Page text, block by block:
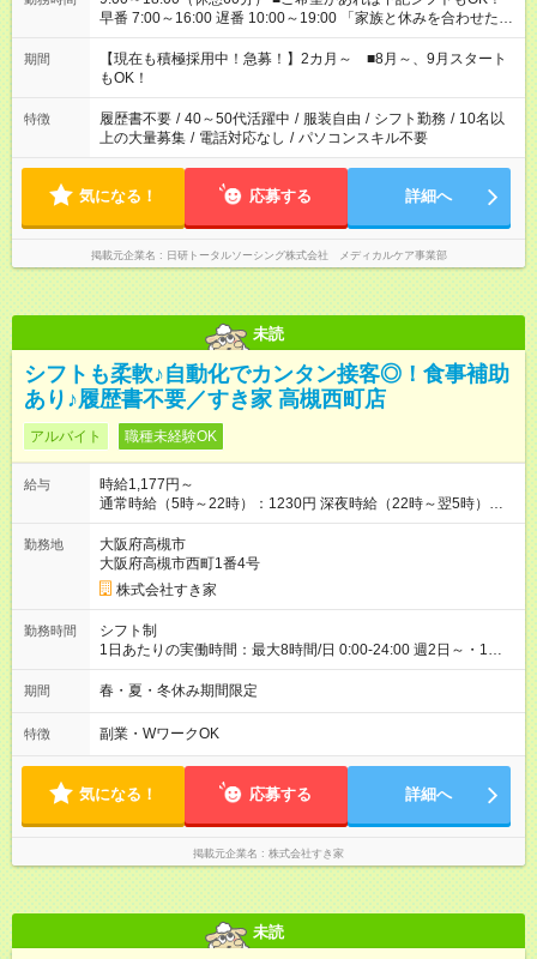
早番 7:00～16:00 遅番 10:00～19:00 「家族と休みを合わせた
い」 「余裕を持って夕飯の準備がしたい」 「できれば残業はし
たくない」 など、ご希望を教えてくださいね。 ※Wワーク希望
の方へ 今ご覧のお仕事で希望する勤務時間と、もう1つのお仕事
の勤務時間。 合計で週40時間を超える場合は応募できません。
期間
【現在も積極採用中！急募！】2カ月～ ■8月～、9月スタート
もOK！
特徴 履歴書不要 / 40～50代活躍中 / 服装自由 / シフト勤務 / 10名以
上の大量募集 / 電話対応なし / パソコンスキル不要
気になる！ 応募する 詳細へ
掲載元企業名 日研トータルソーシング株式会社 メディカルケア事業部
未読
シフトも柔軟♪自動化でカンタン接客◎！食事補助
あり♪履歴書不要／すき家 高槻西町店
アルバイト 職種未経験OK
給与
時給1,177円～
通常時給（5時～22時）：1230円 深夜時給（22時～翌5時）：
1538円 高校生時給：1177円 【特別手当】早朝手当（5：00-9：
00）時給+150円 【試用期間】試用期間あり 試用期間の長さ：1
ヶ月 雇用形態、給与は本採用時と同じです。 試用期間の実態は
30日（※条件変更なし）ですが、切り上げで一ヶ月とさせてい
ただきます。 研修制度あり：15時間(研修中も同時給）
勤務地
大阪府高槻市
大阪府高槻市西町1番4号
株式会社すき家
勤務時間
シフト制
1日あたりの実働時間：最大8時間/日 0:00-24:00 週2日～・1日
2h～OK ＜シフト例＞ 〇朝帯 5:00-9:00 〇昼帯 9:00-14:00 〇午
後帯 14:00-18:00 〇夜帯 18:00-22:00 〇深夜帯 22:00-翌5:00 基
ます♪
期間 春・夏・冬休み期間限定
特徴 副業・WワークOK
気になる！ 応募する 詳細へ
掲載元企業名 株式会社すき家
未読